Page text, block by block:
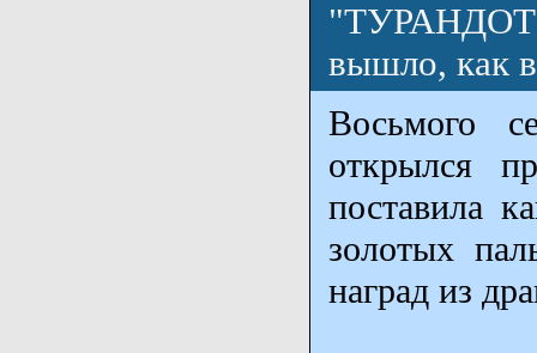
"ТУРАНДОТ"
вышло, как
Восьмого
открылся
поставила
золотых
наград из